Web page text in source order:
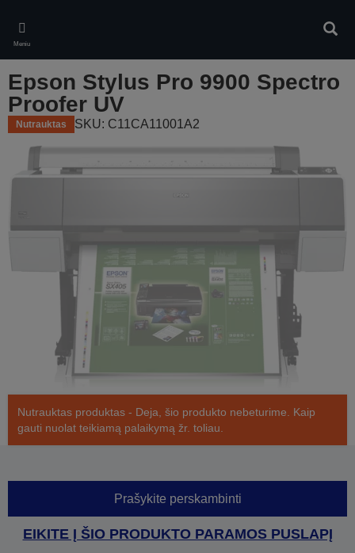
main
content
Meniu
Epson Stylus Pro 9900 Spectro
Proofer UV
Nutrauktas SKU: C11CA11001A2
Nutrauktas produktas - Deja, šio produkto nebeturime. Kaip
gauti nuolat teikiamą palaikymą žr. toliau.
Prašykite perskambinti
EIKITE Į ŠIO PRODUKTO PARAMOS PUSLAPĮ